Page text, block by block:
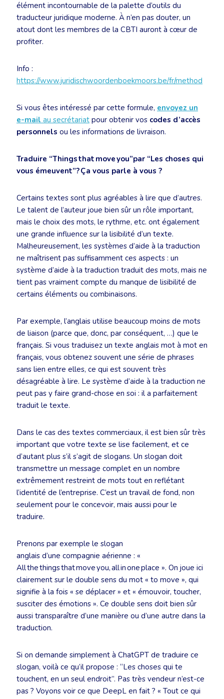
élément incontournable de la palette d’outils du
traducteur juridique moderne. À n’en pas douter, un
atout dont les membres de la CBTI auront à cœur de
profiter.
Info :
https://www.juridischwoordenboekmoors.be/fr/method
Si vous êtes intéressé par cette formule, envoyez un
e-mail au secrétariat pour obtenir vos codes d’accès
personnels ou les informations de livraison.
Traduire “Things that move you”par “Les choses qui
vous émeuvent”? Ça vous parle à vous ?
Certains textes sont plus agréables à lire que d’autres.
Le talent de l’auteur joue bien sûr un rôle important,
mais le choix des mots, le rythme, etc. ont également
une grande influence sur la lisibilité d’un texte.
Malheureusement, les systèmes d’aide à la traduction
ne maîtrisent pas suffisamment ces aspects : un
système d’aide à la traduction traduit des mots, mais ne
tient pas vraiment compte du manque de lisibilité de
certains éléments ou combinaisons.
Par exemple, l’anglais utilise beaucoup moins de mots
de liaison (parce que, donc, par conséquent, …) que le
français. Si vous traduisez un texte anglais mot à mot en
français, vous obtenez souvent une série de phrases
sans lien entre elles, ce qui est souvent très
désagréable à lire. Le système d’aide à la traduction ne
peut pas y faire grand-chose en soi : il a parfaitement
traduit le texte.
Dans le cas des textes commerciaux, il est bien sûr très
important que votre texte se lise facilement, et ce
d’autant plus s’il s’agit de slogans. Un slogan doit
transmettre un message complet en un nombre
extrêmement restreint de mots tout en reflétant
l’identité de l’entreprise. C’est un travail de fond, non
seulement pour le concevoir, mais aussi pour le
traduire.
Prenons par exemple le slogan
anglais d’une compagnie aérienne : «
All the things that move you, all in one place ». On joue ici
clairement sur le double sens du mot « to move », qui
signifie à la fois « se déplacer » et « émouvoir, toucher,
susciter des émotions ». Ce double sens doit bien sûr
aussi transparaître d’une manière ou d’une autre dans la
traduction.
Si on demande simplement à ChatGPT de traduire ce
slogan, voilà ce qu’il propose : “Les choses qui te
touchent, en un seul endroit”. Pas très vendeur n’est-ce
pas ? Voyons voir ce que DeepL en fait ? « Tout ce qui